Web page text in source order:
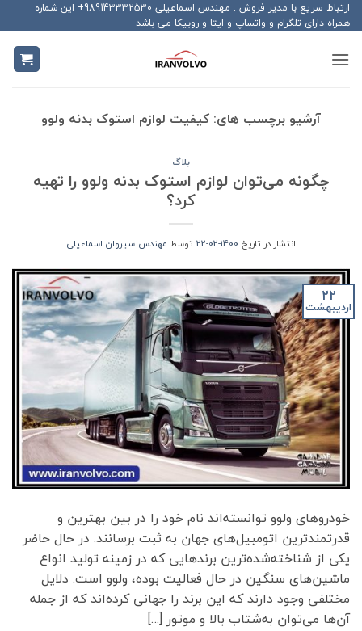
Skip
to
content
ارتباط سریع با مدیر فروش : مهندس اسماعیلی 989143332530+ این شماره
همراه دارای تلگرام و واتساپ و ایتا و روبیکا می باشد
آرشیو برچسب های: کیفیت لوازم استوک بدنه ولوو
بلاگ
چگونه می‌توان لوازم استوک بدنه ولوو را تهیه
کرد؟
انتشار در تاریخ 1400-02-22 توسط مهندس سیروان اسماعیلی
22
اردیبهشت
خودروهای ولوو توانسته‌اند نام خود را در بین بهترین و
قدرتمندترین اتومبیل‌های جهان به ثبت برسانند. در حال حاضر
یکی از شناخته‌شده‌ترین برندهایی که در زمینه تولید انواع
ماشین‌های سنگین در حال فعالیت بوده، ولوو است. دلایل
مختلفی وجود دارند که این برند را جهانی کرده‌اند که از جمله
آن‌ها می‌توان به‌شتاب بالا و موتور […]